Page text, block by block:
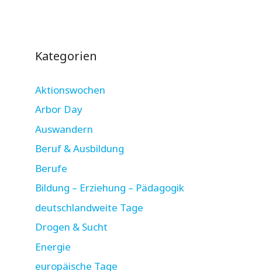
Kategorien
Aktionswochen
Arbor Day
Auswandern
Beruf & Ausbildung
Berufe
Bildung – Erziehung – Pädagogik
deutschlandweite Tage
Drogen & Sucht
Energie
europäische Tage